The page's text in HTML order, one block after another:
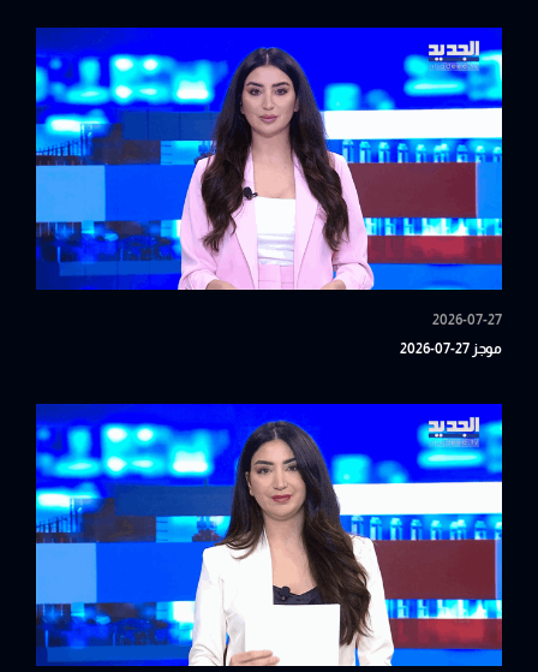
2026-07-27
موجز 27-07-2026